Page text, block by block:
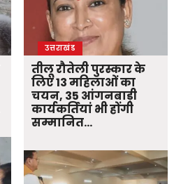
उत्तराखंड
तीलू रौतेली पुरस्कार के
लिए 13 महिलाओं का
चयन, 35 आंगनबाड़ी
कार्यकर्तियां भी होंगी
सम्मानित…